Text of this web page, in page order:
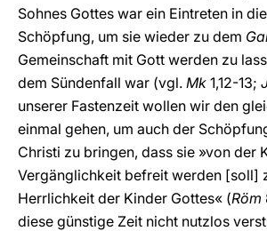
Sohnes Gottes war ein Eintreten in die
Schöpfung, um sie wieder zu dem
Gemeinschaft mit Gott werden zu
dem Sündenfall war (vgl. Mk 1,12-13;
unserer Fastenzeit wollen wir den
einmal gehen, um auch der
Christi zu bringen, dass sie »von der
Vergänglichkeit befreit werden [soll]
Herrlichkeit der Kinder Gottes« (Röm
diese günstige Zeit nicht nutzlos